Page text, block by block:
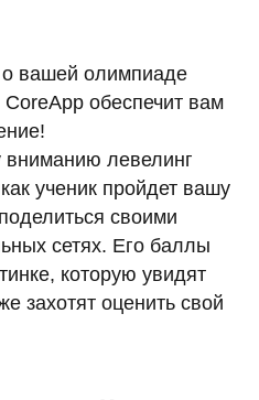
вашей олимпиаде
обеспечит вам
левелинг
ученик пройдет вашу
своими
сетях. Его баллы
которую увидят
захотят оценить свой